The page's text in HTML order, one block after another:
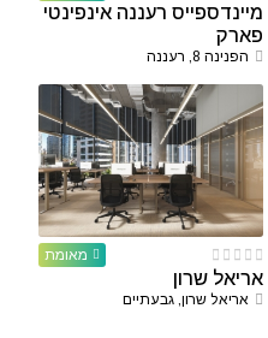
מיינדספייס רעננה אינפינטי
פארק
הפנינה 8, רעננה
מאומת
אריאל שרון
אריאל שרון, גבעתיים